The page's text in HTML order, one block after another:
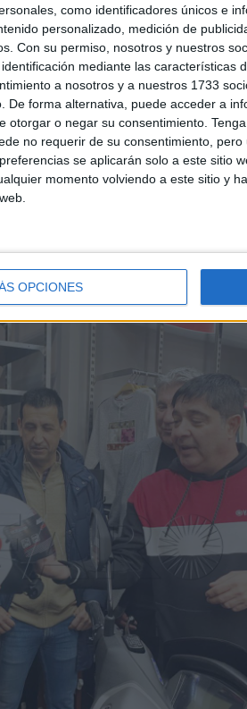
como identificadores únicos e
personalizado, medición de
Con su permiso, nosotros y nuestros
mediante las características
a nosotros y a nuestros 1733
De forma alternativa, puede acceder a
otorgar o negar su consentimiento.
no requerir de su consentimiento,
se aplicarán solo a este sitio
momento volviendo a este sitio y
OPCIONES
algunos días menos al finalizar
de registro, una semana, este
síntoma de que estamos ahí, el
y lo más importante de todo es
sus compras por la ciudad”, ha